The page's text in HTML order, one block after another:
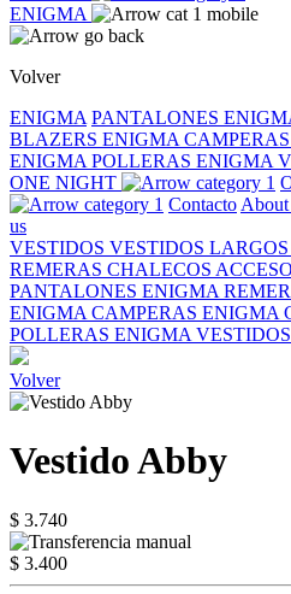
ENIGMA
Volver
ENIGMA PANTALONES
BLAZERS ENIGMA
ENIGMA POLLERAS ENIGMA
ONE NIGHT
Contacto About
us
VESTIDOS VESTIDOS LARGOS
REMERAS CHALECOS
PANTALONES ENIGMA
ENIGMA CAMPERAS ENIGMA
POLLERAS ENIGMA
Volver
Vestido Abby
$ 3.740
$ 3.400